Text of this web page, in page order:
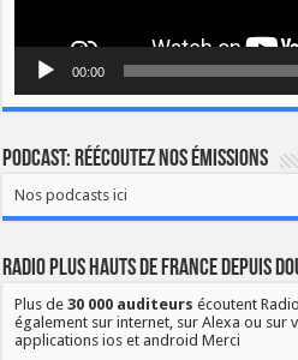
00:00
Podcast: Réécoutez nos émissions
Nos podcasts ici
Radio Plus Hauts de France depuis
Plus de30 000 auditeurs écoutent
également sur internet, sur Alexa ou sur
applications ios et android Merci